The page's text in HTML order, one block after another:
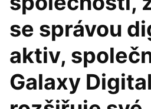
se správou
aktiv,
Galaxy